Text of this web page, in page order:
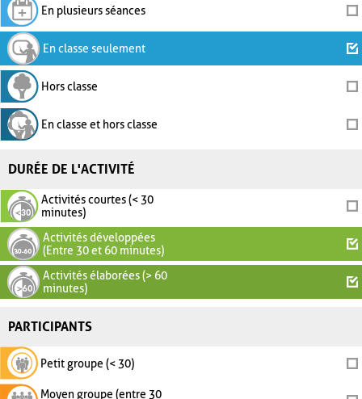
En plusieurs séances
En classe seulement
Hors classe
En classe et hors classe
DURÉE DE L'ACTIVITÉ
Activités courtes (< 30
minutes)
Activités développées
(Entre 30 et 60 minutes)
Activités élaborées (> 60
minutes)
PARTICIPANTS
Petit groupe (< 30)
Moyen groupe (entre 30